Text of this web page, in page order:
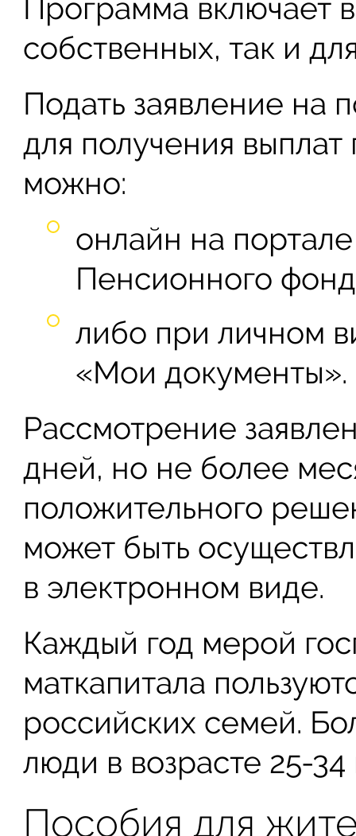
Программа включает
собственных, так и
Подать заявление на
для получения
можно:
онлайн на
Пенсионного
либо при личном
«Мои документы».
Рассмотрение
дней, но не более
положительного
может быть
в электронном виде.
Каждый год мерой
маткапитала
российских семей.
люди в возрасте 25-34
Пособия для